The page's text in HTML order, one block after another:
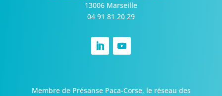
13006 Marseille
04 91 81 20 29
Membre de Présanse Paca-Corse, le réseau des